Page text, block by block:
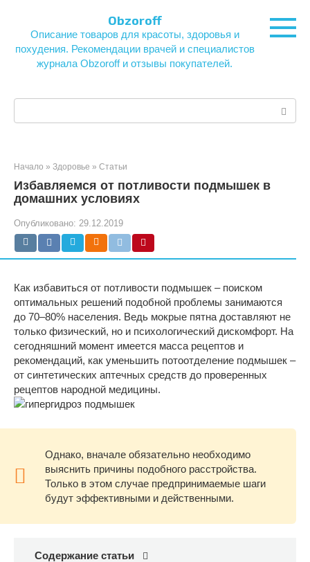
контенту
Obzoroff
Описание товаров для красоты, здоровья и
похудения. Рекомендации врачей и специалистов
журнала Obzoroff и отзывы покупателей.
Начало » Здоровье » Статьи
Избавляемся от потливости подмышек в
домашних условиях
Опубликовано: 29.12.2019
Как избавиться от потливости подмышек – поиском
оптимальных решений подобной проблемы занимаются
до 70–80% населения. Ведь мокрые пятна доставляют не
только физический, но и психологический дискомфорт. На
сегодняшний момент имеется масса рецептов и
рекомендаций, как уменьшить потоотделение подмышек –
от синтетических аптечных средств до проверенных
рецептов народной медицины.
Однако, вначале обязательно необходимо
выяснить причины подобного расстройства.
Только в этом случае предпринимаемые шаги
будут эффективными и действенными.
Содержание статьи